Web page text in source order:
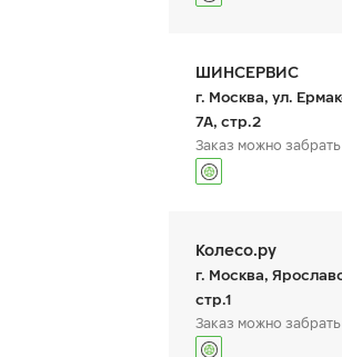
вт: 9:00-21:00
ср: 9:00-21:00
чт:
9:00-21:00
пт: 9:00-21:00
сб: 9:00-20:00
вс:
ШИНСЕРВИС
г. Москва, ул.
7А, стр.2
Заказ можно
вт: 9:00-21:00
ср: 9:00-21:00
9:00-21:00
пт: 9:00-21:00
сб: 9:00-20:00
вс:
Колесо.ру
г. Москва,
стр.1
Заказ можно